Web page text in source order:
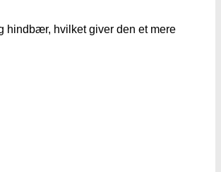
hindbær, hvilket giver den et mere